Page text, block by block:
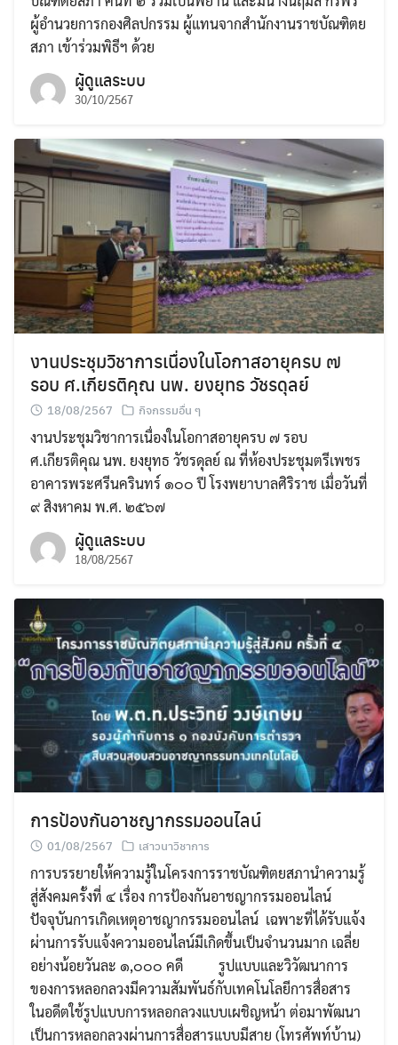
ผู้อำนวยการกองศิลปกรรม ผู้แทนจากสำนักงานราชบัณฑิตย
สภา เข้าร่วมพิธีฯ ด้วย
ผู้ดูแลระบบ
30/10/2567
งานประชุมวิชาการเนื่องในโอกาสอายุครบ ๗
รอบ ศ.เกียรติคุณ นพ. ยงยุทธ วัชรดุลย์
18/08/2567 กิจกรรมอื่น ๆ
งานประชุมวิชาการเนื่องในโอกาสอายุครบ ๗ รอบ
ศ.เกียรติคุณ นพ. ยงยุทธ วัชรดุลย์ ณ ที่ห้องประชุมตรีเพชร
อาคารพระศรีนครินทร์ ๑๐๐ ปี โรงพยาบาลศิริราช เมื่อวันที่
๙ สิงหาคม พ.ศ. ๒๕๖๗
ผู้ดูแลระบบ
18/08/2567
การป้องกันอาชญากรรมออนไลน์
01/08/2567 เสาวนาวิชาการ
การบรรยายให้ความรู้ในโครงการราชบัณฑิตยสภานำความรู้
สู่สังคมครั้งที่ ๔ เรื่อง การป้องกันอาชญากรรมออนไลน์
ปัจจุบันการเกิดเหตุอาชญากรรมออนไลน์ เฉพาะที่ได้รับแจ้ง
ผ่านการรับแจ้งความออนไลน์มีเกิดขึ้นเป็นจำนวนมาก เฉลี่ย
อย่างน้อยวันละ ๑,๐๐๐ คดี รูปแบบและวิวัฒนาการ
ของการหลอกลวงมีความสัมพันธ์กับเทคโนโลยีการสื่อสาร
ในอดีตใช้รูปแบบการหลอกลวงแบบเผชิญหน้า ต่อมาพัฒนา
เป็นการหลอกลวงผ่านการสื่อสารแบบมีสาย (โทรศัพท์บ้าน)